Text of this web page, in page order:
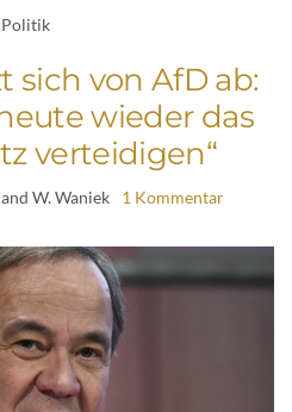
Politik
sich von AfD ab:
wieder das
verteidigen“
W. Waniek 1 Kommentar